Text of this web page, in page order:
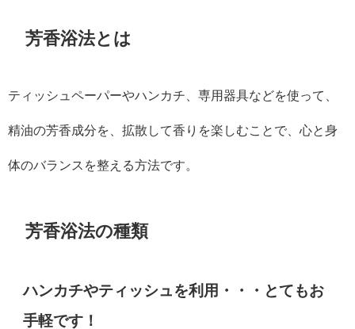
芳香浴法とは
ティッシュペーパーやハンカチ、専用器具などを使って、
精油の芳香成分を、 拡散して香りを楽しむことで、心と身
体のバランスを整える方法です。
芳香浴法の種類
ハンカチやティッシュを利用・・・とてもお
手軽です！